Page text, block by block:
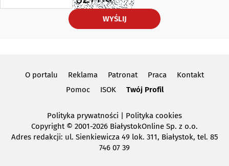
WYŚLIJ
O portalu Reklama Patronat Praca
Kontakt
Pomoc
ISOK Twój Profil
Polityka prywatności | Polityka cookies
Copyright © 2001-2026 BiałystokOnline Sp. z o.o.
Adres redakcji: ul. Sienkiewicza 49 lok. 311, Białystok, tel. 85
746 07 39